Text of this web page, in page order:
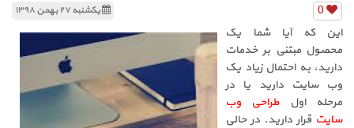
یکشنبه ۲۷ بهمن ۱۳۹۸
0
این که آیا شما یک
محصول مبتنی بر خدمات
دارید، به احتمال زیاد یک
وب سایت دارید یا در
مرحله اولطراحی وب
سایت قرار دارید. در حالی